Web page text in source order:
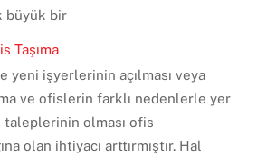
büyük bir
Taşıma
yeni işyerlerinin açılması veya
ve ofislerin farklı nedenlerle yer
olması ofis
olan ihtiyacı arttırmıştır. Hal